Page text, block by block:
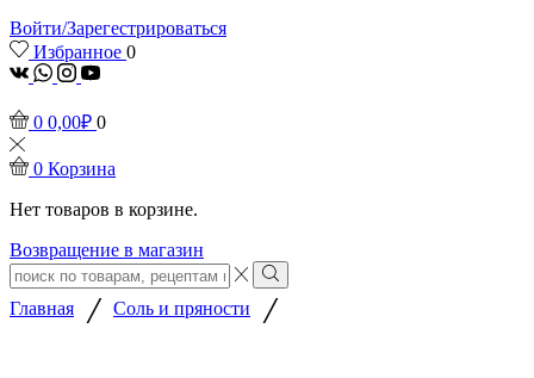
Войти/Зарегестрироваться
Избранное 0
vk Whatsapp
Instagram
Youtube
0 0,00₽ 0
0 Корзина
Нет товаров в корзине.
Возвращение в магазин
Search
input
Search
Главная / Соль и пряности /